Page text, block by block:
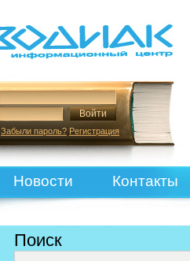
Новости Контакты
Забыли пароль? Регистрация
Поиск